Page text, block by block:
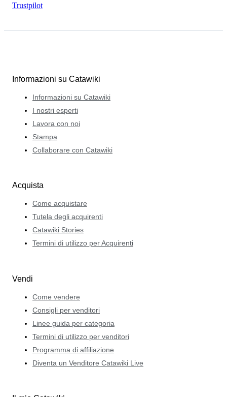
Trustpilot
Informazioni su Catawiki
Informazioni su Catawiki
I nostri esperti
Lavora con noi
Stampa
Collaborare con Catawiki
Acquista
Come acquistare
Tutela degli acquirenti
Catawiki Stories
Termini di utilizzo per Acquirenti
Vendi
Come vendere
Consigli per venditori
Linee guida per categoria
Termini di utilizzo per venditori
Programma di affiliazione
Diventa un Venditore Catawiki Live